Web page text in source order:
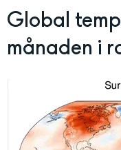
Global
månaden i